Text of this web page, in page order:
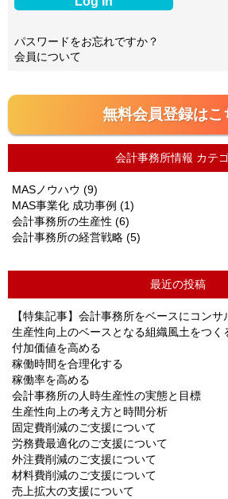
パスワードをお忘れですか？
会員について
無料会員登録はこ
会計事務所情報 カテ
MASノウハウ (9)
MAS事業化 成功事例 (1)
会計事務所の生産性 (6)
会計事務所の経営戦略 (5)
最近の投稿
【特集記事】会計事務所をベースにコン
生産性向上のベースとなる組織風土をつく
付加価値を高める
稼働時間を合理化する
稼働率を高める
会計事務所の人時生産性の実態と目標
生産性向上の考え方と時間分析
固定費削減のご支援について
労務費最適化のご支援について
外注費削減のご支援について
材料費削減のご支援について
売上拡大の支援について